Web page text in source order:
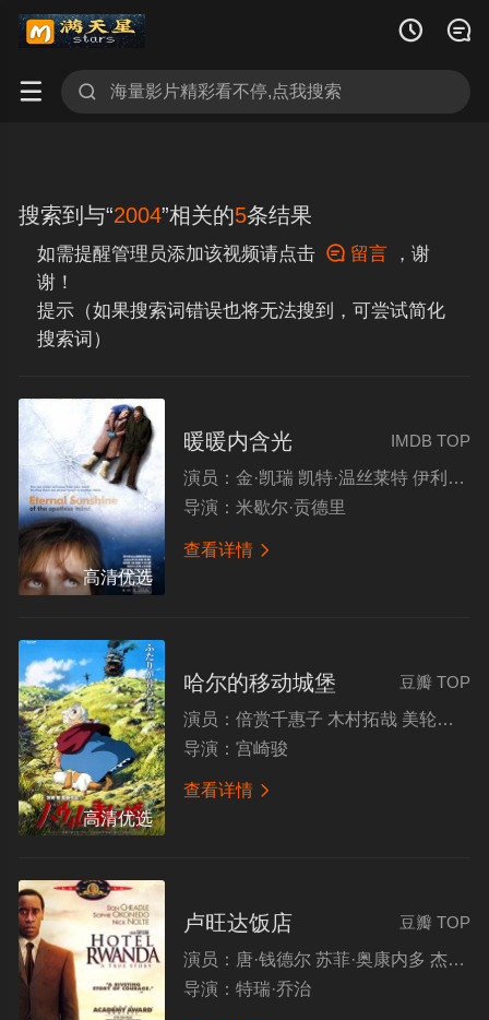
 
 
搜索到与“2004”相关的5条结果
如需提醒管理员添加该视频请点击 留言，谢
谢！
提示（如果搜索词错误也将无法搜到，可尝试简化
搜索词）
高清优选
IMDB TOP
暖暖内含光
演员： 金·凯瑞 凯特·温丝莱特 伊利亚·伍德 克斯汀·邓斯特
导演： 米歇尔·贡德里
查看详情 
高清优选
豆瓣 TOP
哈尔的移动城堡
演员： 倍赏千惠子 木村拓哉 美轮明宏 我修院达也
导演： 宫崎骏
查看详情 
豆瓣 TOP
卢旺达饭店
演员： 唐·钱德尔 苏菲·奥康内多 杰昆·菲尼克斯 尼克·诺特
导演： 特瑞·乔治